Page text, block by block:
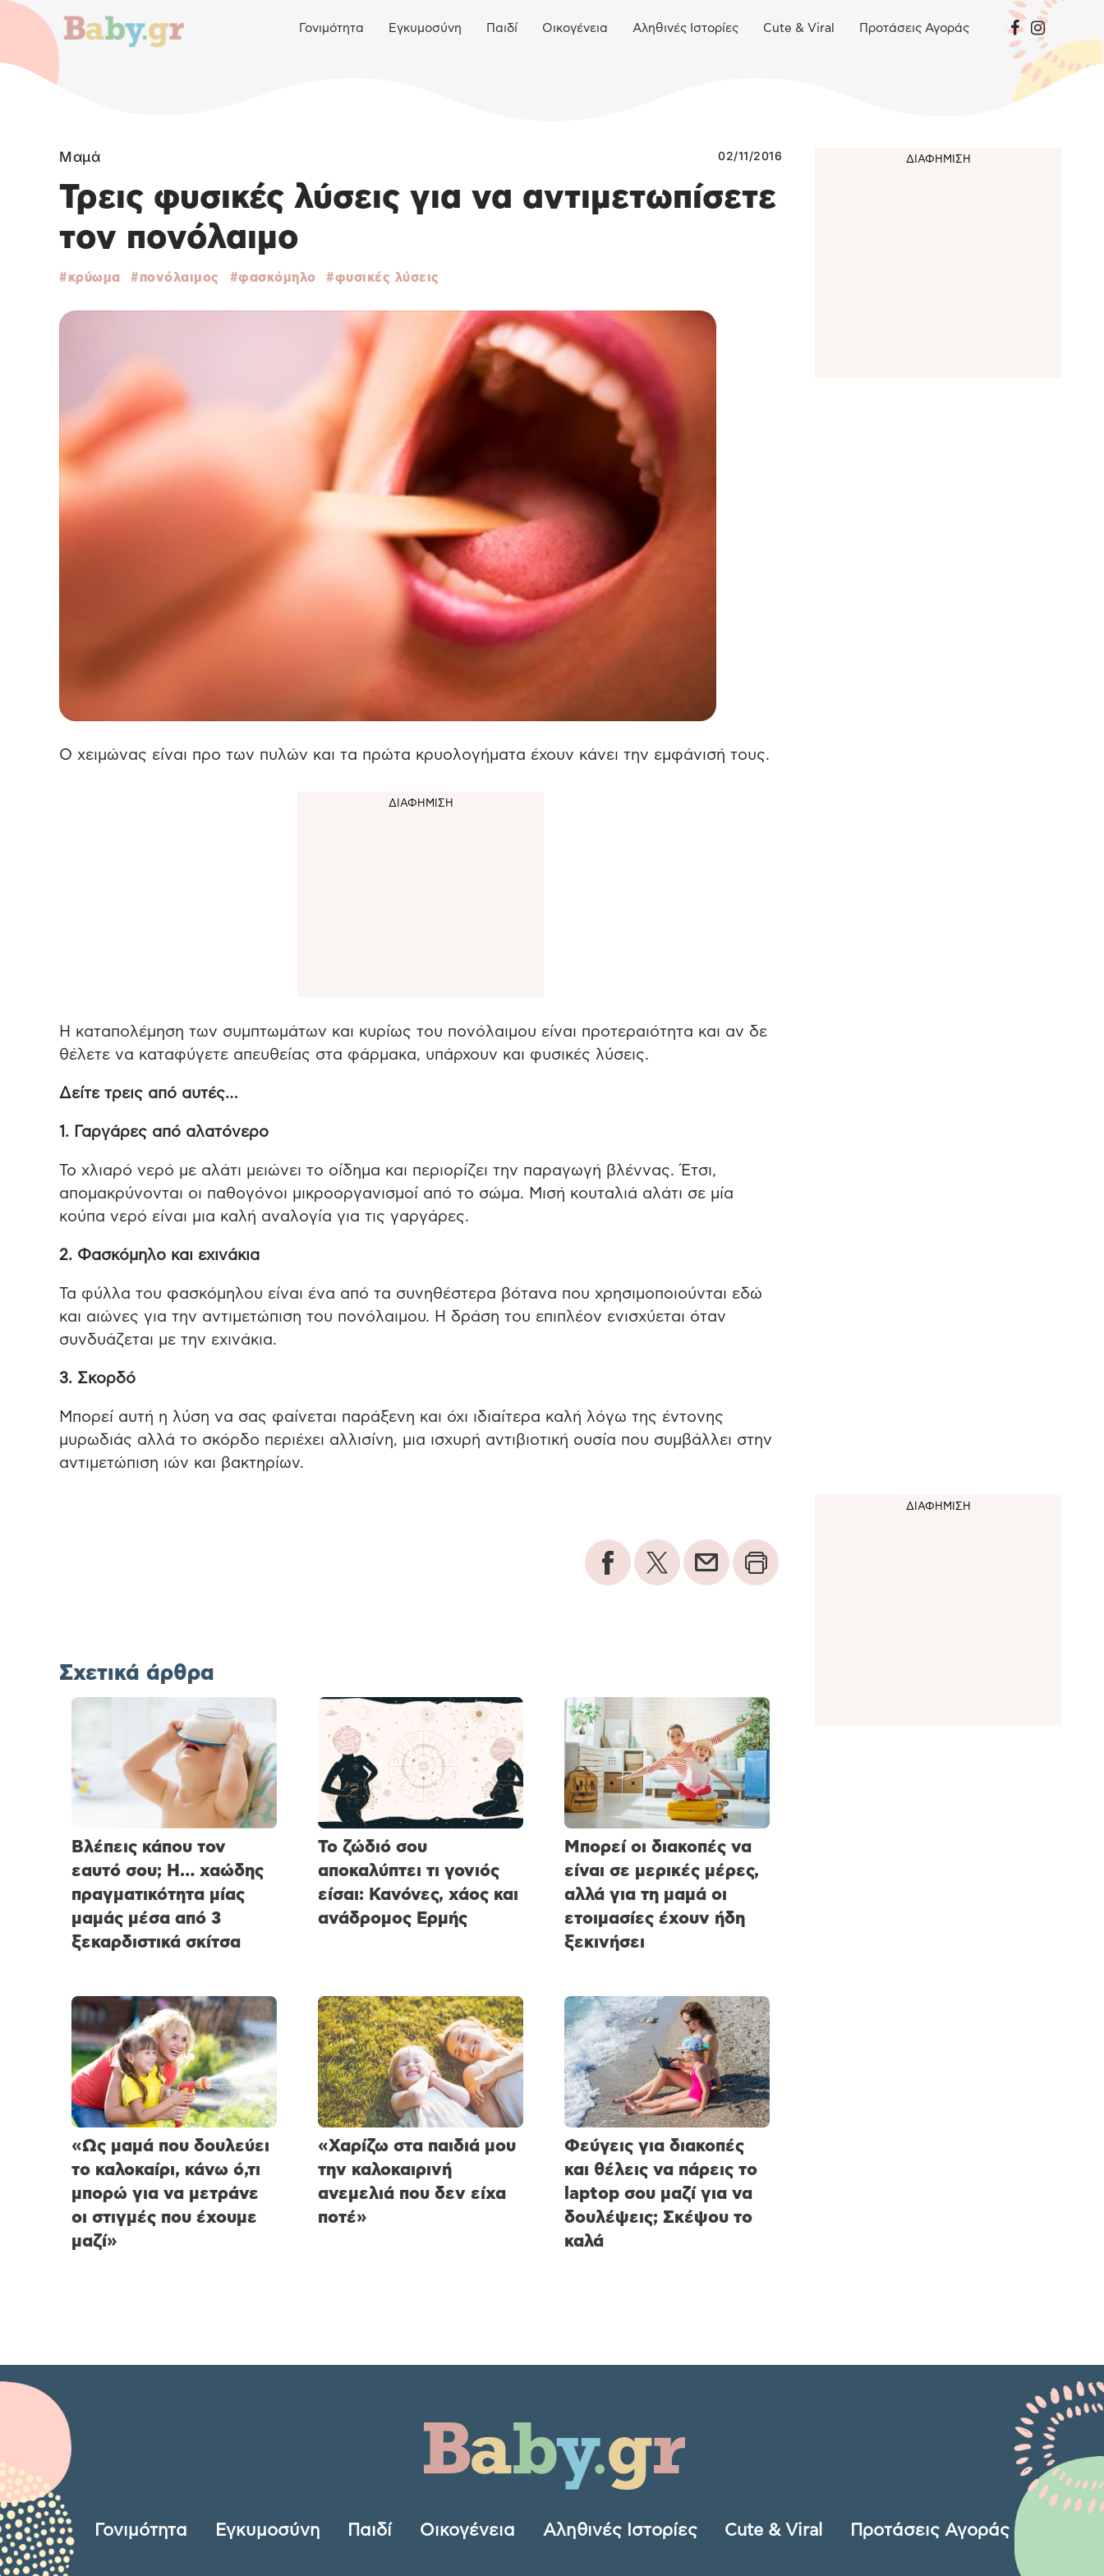
Γονιμότητα Εγκυμοσύνη Παιδί Οικογένεια Αληθινές Ιστορίες Cute & Viral Προτάσεις Αγοράς
Μαμά 02/11/2016
Τρεις φυσικές λύσεις για να αντιμετωπίσετε
τον πονόλαιμο
κρύωμα πονόλαιμος φασκόμηλο φυσικές λύσεις
Ο χειμώνας είναι προ των πυλών και τα πρώτα κρυολογήματα έχουν κάνει την εμφάνισή τους.
Η καταπολέμηση των συμπτωμάτων και κυρίως του πονόλαιμου είναι προτεραιότητα και αν δε
θέλετε να καταφύγετε απευθείας στα φάρμακα, υπάρχουν και φυσικές λύσεις.
Δείτε τρεις από αυτές…
1. Γαργάρες από αλατόνερο
Το χλιαρό νερό με αλάτι μειώνει το οίδημα και περιορίζει την παραγωγή βλέννας. Έτσι,
απομακρύνονται οι παθογόνοι μικροοργανισμοί από το σώμα. Μισή κουταλιά αλάτι σε μία
κούπα νερό είναι μια καλή αναλογία για τις γαργάρες.
2. Φασκόμηλο και εχινάκια
Τα φύλλα του φασκόμηλου είναι ένα από τα συνηθέστερα βότανα που χρησιμοποιούνται εδώ
και αιώνες για την αντιμετώπιση του πονόλαιμου. Η δράση του επιπλέον ενισχύεται όταν
συνδυάζεται με την εχινάκια.
3. Σκορδό
Μπορεί αυτή η λύση να σας φαίνεται παράξενη και όχι ιδιαίτερα καλή λόγω της έντονης
μυρωδιάς αλλά το σκόρδο περιέχει αλλισίνη, μια ισχυρή αντιβιοτική ουσία που συμβάλλει στην
αντιμετώπιση ιών και βακτηρίων.
Σχετικά άρθρα
Βλέπεις κάπου τον
εαυτό σου; Η… χαώδης
πραγματικότητα μίας
μαμάς μέσα από 3
ξεκαρδιστικά σκίτσα
Το ζώδιό σου
αποκαλύπτει τι γονιός
είσαι: Κανόνες, χάος και
ανάδρομος Ερμής
Μπορεί οι διακοπές να
είναι σε μερικές μέρες,
αλλά για τη μαμά οι
ετοιμασίες έχουν ήδη
ξεκινήσει
«Ως μαμά που δουλεύει
το καλοκαίρι, κάνω ό,τι
μπορώ για να μετράνε
οι στιγμές που έχουμε
μαζί»
«Χαρίζω στα παιδιά μου
την καλοκαιρινή
ανεμελιά που δεν είχα
ποτέ»
Φεύγεις για διακοπές
και θέλεις να πάρεις το
laptop σου μαζί για να
δουλέψεις; Σκέψου το
καλά
Γονιμότητα Εγκυμοσύνη Παιδί Οικογένεια Αληθινές Ιστορίες Cute & Viral Προτάσεις Αγοράς